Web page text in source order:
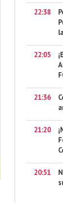
22:38
22:05
21:36
21:20
20:51